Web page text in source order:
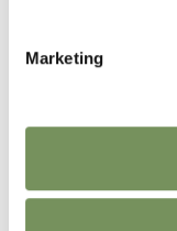
Marketing